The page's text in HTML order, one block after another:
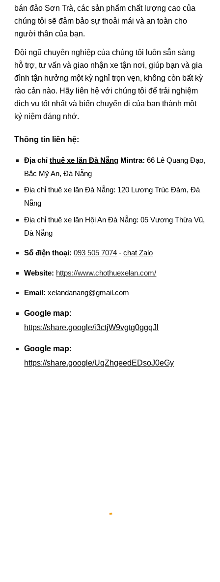
bán đảo Sơn Trà, các sản phẩm chất lượng cao của
chúng tôi sẽ đảm bảo sự thoải mái và an toàn cho
người thân của bạn.
Đội ngũ chuyên nghiệp của chúng tôi luôn sẵn sàng
hỗ trợ, tư vấn và giao nhận xe tận nơi, giúp bạn và gia
đình tận hưởng một kỳ nghỉ trọn vẹn, không còn bất kỳ
rào cản nào. Hãy liên hệ với chúng tôi để trải nghiệm
dịch vụ tốt nhất và biến chuyến đi của bạn thành một
kỷ niệm đáng nhớ.
Thông tin liên hệ:
Địa chỉthuê xe lăn Đà Nẵng Mintra: 66 Lê Quang Đạo,
Bắc Mỹ An, Đà Nẵng
Địa chỉ thuê xe lăn Đà Nẵng: 120 Lương Trúc Đàm, Đà
Nẵng
Địa chỉ thuê xe lăn Hội An Đà Nẵng: 05 Vương Thừa Vũ,
Đà Nẵng
Số điện thoại: 093 505 7074 -chat Zalo
Website: https://www.chothuexelan.com/
Email: xelandanang@gmail.com
Google map:
https://share.google/i3ctjW9vgtg0ggqJl
Google map:
https://share.google/UqZhgeedEDsoJ0eGy